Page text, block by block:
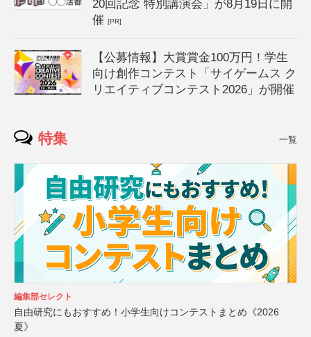
20回記念 特別講演会」が8月19日に開
催[PR]
【公募情報】大賞賞金100万円！学生
向け創作コンテスト「サイゲームス ク
リエイティブコンテスト2026」が開催
特集 一覧
編集部セレクト
自由研究にもおすすめ！小学生向けコンテストまとめ《2026
夏》